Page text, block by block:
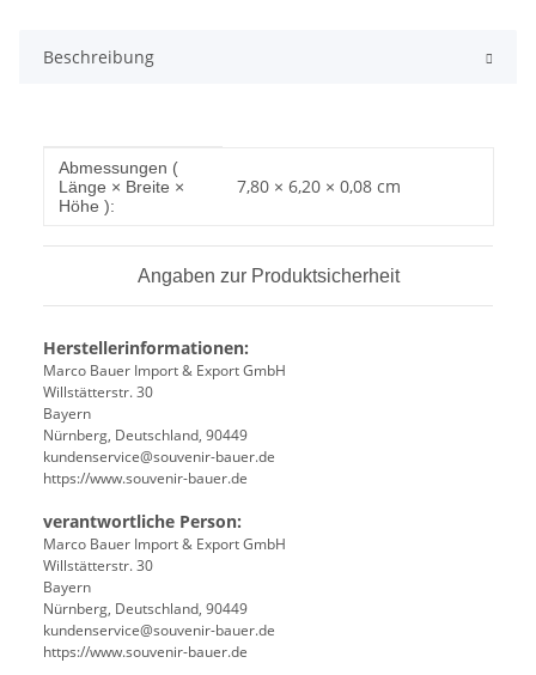
Beschreibung
Produkteigenschaft
Wert
Abmessungen (
Länge × Breite ×
Höhe ):
7,80 × 6,20 × 0,08 cm
Angaben zur Produktsicherheit
Herstellerinformationen:
Marco Bauer Import & Export GmbH
Willstätterstr. 30
Bayern
Nürnberg, Deutschland, 90449
kundenservice@souvenir-bauer.de
https://www.souvenir-bauer.de
verantwortliche Person:
Marco Bauer Import & Export GmbH
Willstätterstr. 30
Bayern
Nürnberg, Deutschland, 90449
kundenservice@souvenir-bauer.de
https://www.souvenir-bauer.de